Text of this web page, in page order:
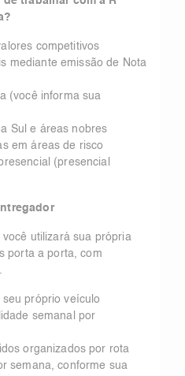
competitivos
mediante emissão de Nota
(você informa sua
Sul e áreas nobres
em áreas de risco
(presencial
utilizará sua própria
porta a porta, com
próprio veículo
semanal por
organizados por rota
semana, conforme sua